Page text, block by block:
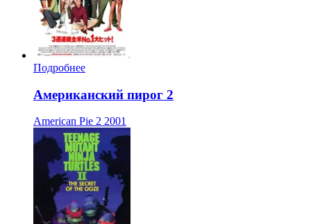
Подробнее
Американский пирог 2
American Pie 2 2001